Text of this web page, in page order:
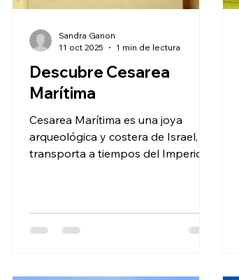
Descubre Cesarea
Marítima
Cesarea Marítima es una joya
arqueológica y costera de Israel, te
transporta a tiempos del Imperio
Sandra Ganon
11 oct 2025
1 min de lectura